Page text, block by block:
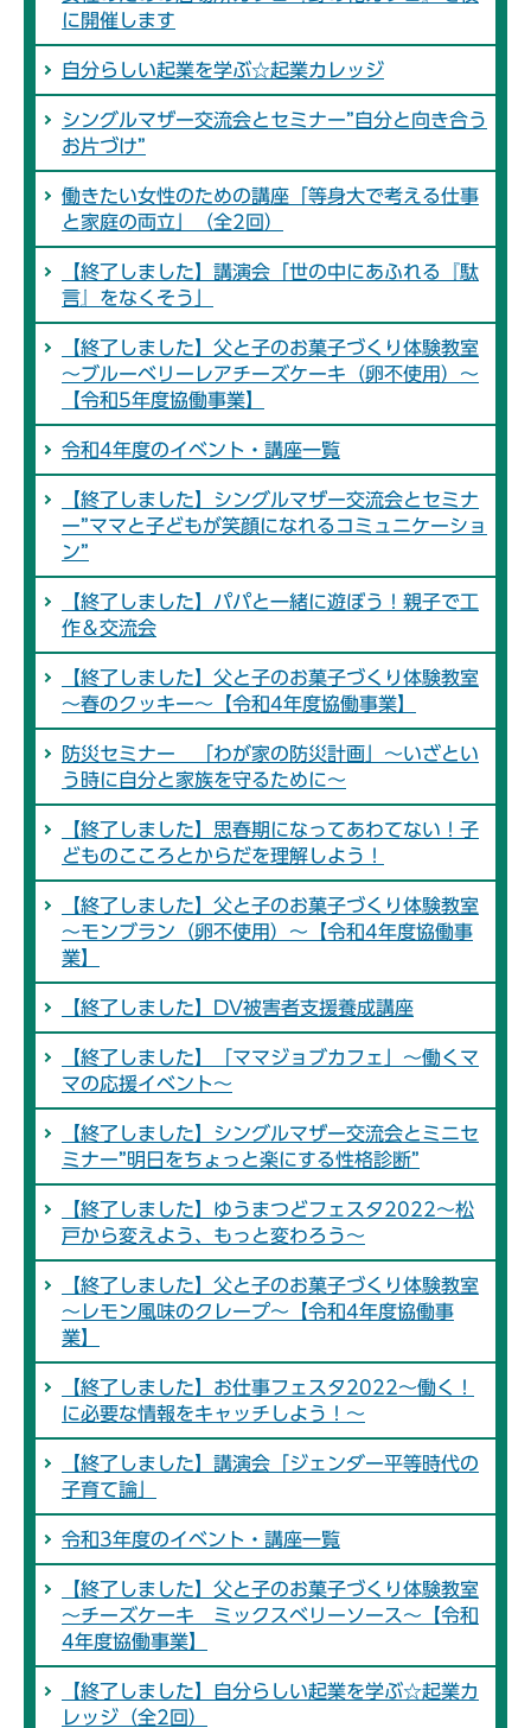
に開催します
自分らしい起業を学ぶ☆起業カレッジ
シングルマザー交流会とセミナー”自分と向き合う
お片づけ”
働きたい女性のための講座「等身大で考える仕事
と家庭の両立」（全2回）
【終了しました】講演会「世の中にあふれる『駄
言』をなくそう」
【終了しました】父と子のお菓子づくり体験教室
～ブルーベリーレアチーズケーキ（卵不使用）～
【令和5年度協働事業】
令和4年度のイベント・講座一覧
【終了しました】シングルマザー交流会とセミナ
ー”ママと子どもが笑顔になれるコミュニケーショ
ン”
【終了しました】パパと一緒に遊ぼう！親子で工
作＆交流会
【終了しました】父と子のお菓子づくり体験教室
～春のクッキー～【令和4年度協働事業】
防災セミナー 「わが家の防災計画」～いざとい
う時に自分と家族を守るために～
【終了しました】思春期になってあわてない！子
どものこころとからだを理解しよう！
【終了しました】父と子のお菓子づくり体験教室
～モンブラン（卵不使用）～【令和4年度協働事
業】
【終了しました】DV被害者支援養成講座
【終了しました】「ママジョブカフェ」～働くマ
マの応援イベント～
【終了しました】シングルマザー交流会とミニセ
ミナー”明日をちょっと楽にする性格診断”
【終了しました】ゆうまつどフェスタ2022～松
戸から変えよう、もっと変わろう～
【終了しました】父と子のお菓子づくり体験教室
～レモン風味のクレープ～【令和4年度協働事
業】
【終了しました】お仕事フェスタ2022～働く！
に必要な情報をキャッチしよう！～
【終了しました】講演会「ジェンダー平等時代の
子育て論」
令和3年度のイベント・講座一覧
【終了しました】父と子のお菓子づくり体験教室
～チーズケーキ ミックスベリーソース～【令和
4年度協働事業】
【終了しました】自分らしい起業を学ぶ☆起業カ
レッジ（全2回）